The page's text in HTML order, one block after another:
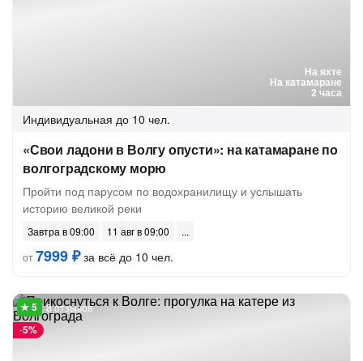
На яхте
На катамаране
2 часа
Индивидуальная до 10 чел.
«Свои ладони в Волгу опусти»: на катамаране по
волгоградскому морю
Пройти под парусом по водохранилищу и услышать
историю великой реки
Завтра в 09:00
11 авг в 09:00
от7999 ₽за всё до 10 чел.
-5%
8 отзывов